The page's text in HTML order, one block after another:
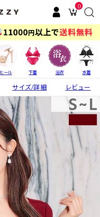
0
ヒール 下着 浴衣 水着
サイズ/詳細 レビュー